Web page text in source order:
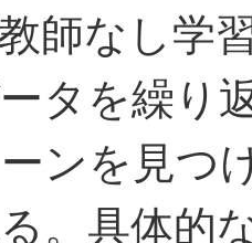
師なし学
タを繰り
ンを見つ
。具体的